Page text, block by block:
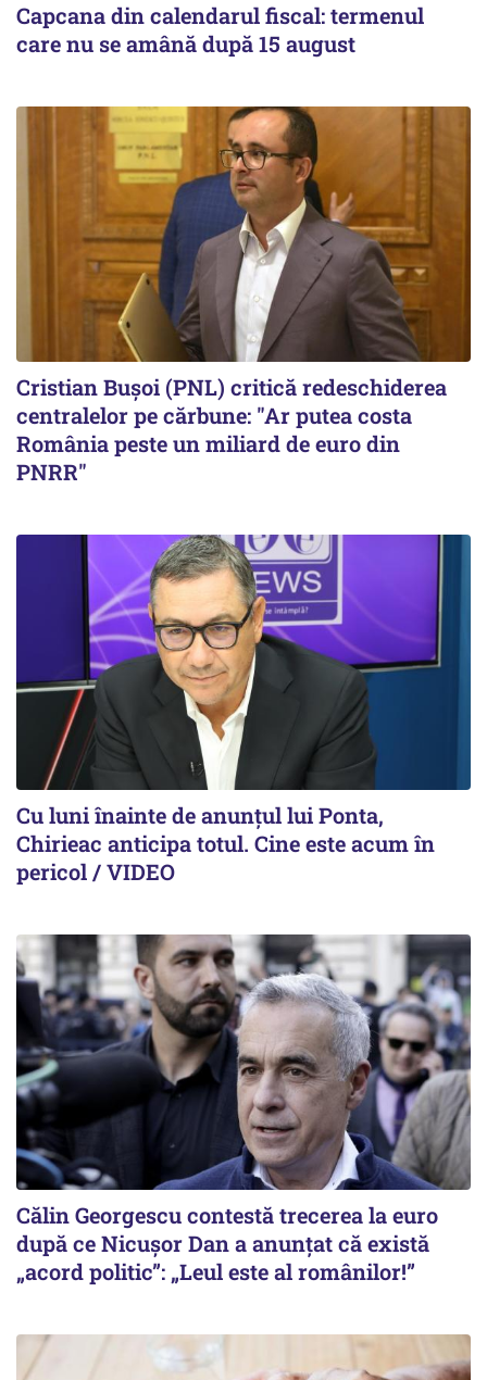
Capcana din calendarul fiscal: termenul
care nu se amână după 15 august
Cristian Bușoi (PNL) critică redeschiderea
centralelor pe cărbune: "Ar putea costa
România peste un miliard de euro din
PNRR"
Cu luni înainte de anunțul lui Ponta,
Chirieac anticipa totul. Cine este acum în
pericol / VIDEO
Călin Georgescu contestă trecerea la euro
după ce Nicușor Dan a anunțat că există
„acord politic”: „Leul este al românilor!”